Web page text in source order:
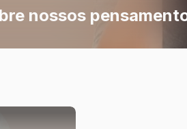
nossos